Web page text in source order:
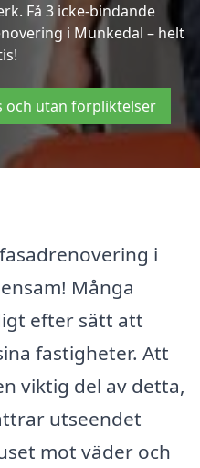
Få 3 icke-bindande
i Munkedal – helt
och utan förpliktelser
i
Många
efter sätt att
fastigheter. Att
viktig del av detta,
utseendet
mot väder och